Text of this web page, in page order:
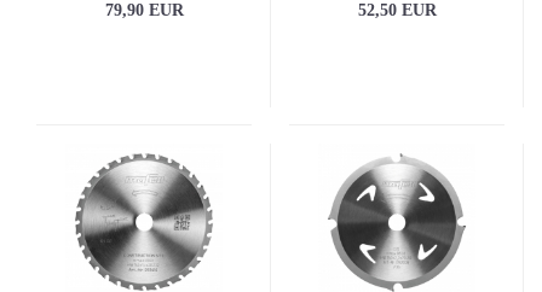
79,90 EUR 52,50 EUR